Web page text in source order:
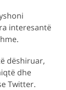
interesantë
dëshiruar,
dhe
Twitter.